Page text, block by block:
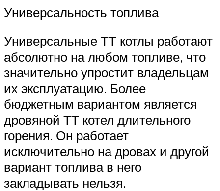
Универсальность топлива
Универсальные ТТ котлы работают
абсолютно на любом топливе, что
значительно упростит владельцам
их эксплуатацию. Более
бюджетным вариантом является
дровяной ТТ котел длительного
горения. Он работает
исключительно на дровах и другой
вариант топлива в него
закладывать нельзя.